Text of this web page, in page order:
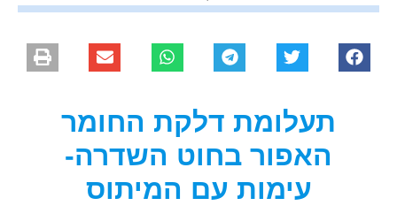
תעלומת דלקת החומר
האפור בחוט השדרה-
עימות עם המיתוס